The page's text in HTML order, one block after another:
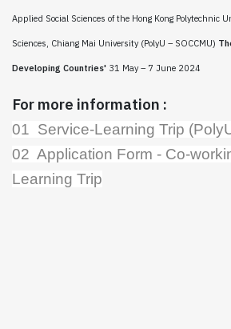
Applied Social Sciences of the Hong Kong Polytechnic
Sciences, Chiang Mai University (PolyU – SOCCMU)
Developing Countries' 31 May – 7 June 2024
For more information :
01 Service-Learning Trip
02 Application Form - Co-
Learning Trip